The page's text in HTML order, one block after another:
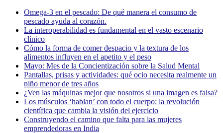
Omega-3 en el pescado: De qué manera el consumo de
pescado ayuda al corazón.
La interoperabilidad es fundamental en el vasto escenario
clínico
Cómo la forma de comer despacio y la textura de los
alimentos influyen en el apetito y el peso
Mayo: Mes de la Concientización sobre la Salud Mental
Pantallas, prisas y actividades: qué ocio necesita realmente un
niño menor de tres años
¿Ven las máquinas mejor que nosotros si una imagen es falsa?
Los músculos ‘hablan’ con todo el cuerpo: la revolución
científica que cambia la visión del ejercicio
Construyendo el camino que falta para las mujeres
emprendedoras en India